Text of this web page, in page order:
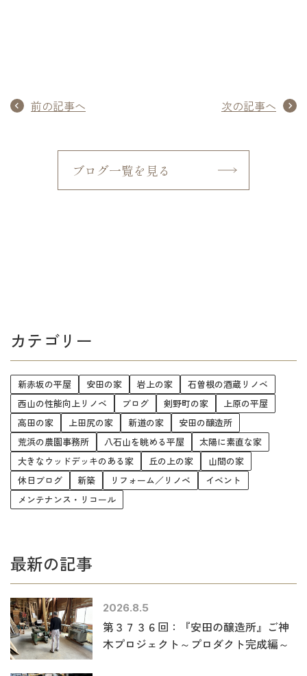
前の記事へ 次の記事へ
ブログ一覧を見る
カテゴリー
新赤坂の平屋 安田の家 岩上の家
石曽根の酒蔵リノベ
西山の性能向上リノベ
ブログ 剣野町の家
上原の平屋
高田の家
上田尻の家 新道の家
安田の醸造所
荒浜の農園事務所
八石山を眺める平屋
太陽に素直な家
大きなウッドデッキのある家
丘の上の家
山間の家
休日ブログ
新築 リフォーム／リノベ
イベント
メンテナンス・リコール
最新の記事
2026.8.5
第３７３６回：『安田の醸造所』ご神
木プロジェクト～プロダクト完成編～